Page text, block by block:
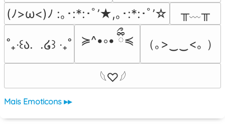
(ﾉ>ω<)ﾉ :｡･:*:･ﾟ’★,｡･:*:･ﾟ’☆
╥﹏╥
˚₊‧꒰ა.  .໒꒱ ‧₊˚ ≽^•༚• ྀིྀ≼ （｡>‿‿<｡ ）
𓆩♡𓆪
Mais Emoticons ▸▸